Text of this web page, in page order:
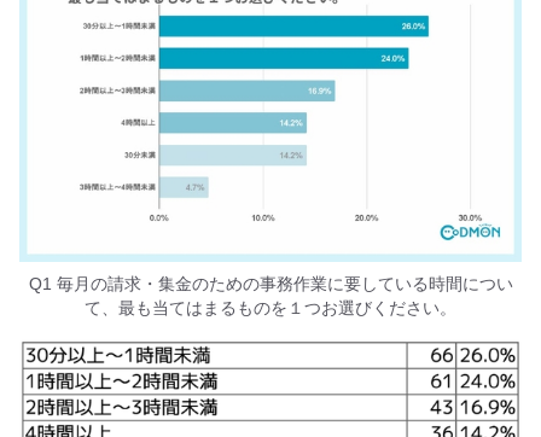
Q1 毎月の請求・集金のための事務作業に要している時間につい
て、最も当てはまるものを１つお選びください。